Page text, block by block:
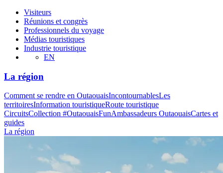
Visiteurs
Réunions et congrès
Professionnels du voyage
Médias touristiques
Industrie touristique
EN
La région
Comment se rendre en OutaouaisIncontournablesLes
territoiresInformation touristiqueRoute touristique
CircuitsCollection #OutaouaisFunAmbassadeurs OutaouaisCartes et
guides
La région